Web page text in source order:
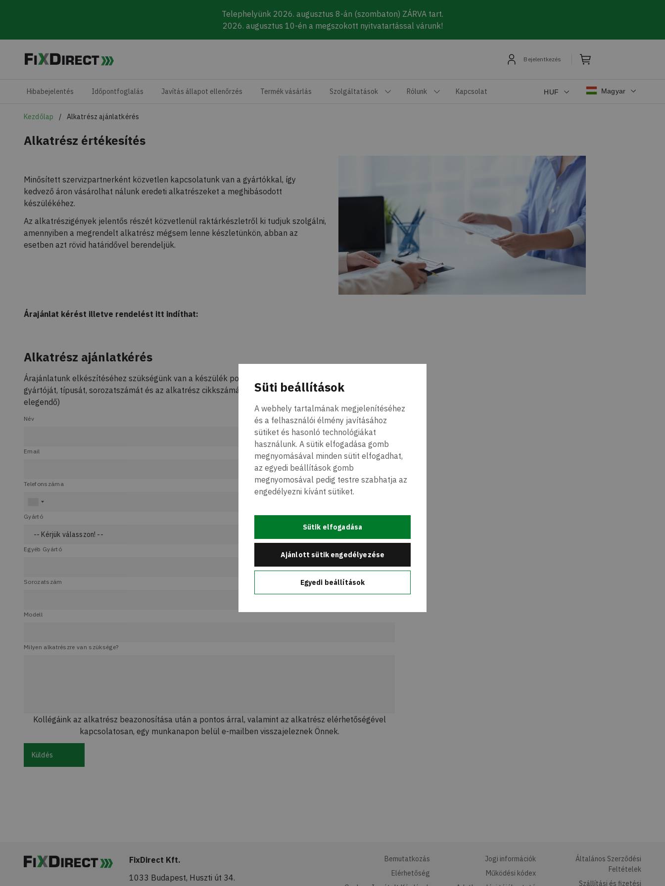
Süti beállítások
A webhely tartalmának megjelenítéséhez
és a felhasználói élmény javításához
sütiket és hasonló technológiákat
használunk. A sütik elfogadása gomb
megnyomásával minden sütit elfogadhat,
az egyedi beállítások gomb
megnyomosával pedig testre szabhatja az
engedélyezni kívánt sütiket.
Sütik elfogadása
Ajánlott sütik engedélyezése
Egyedi beállítások
Telephelyünk 2026. augusztus 8-án (szombaton) ZÁRVA tart.
2026. augusztus 10-én a megszokott nyitvatartással várunk!
Skip to main content Bejelentkezés
Hibabejelentés Időpontfoglalás Javítás állapot ellenőrzés Termék vásárlás Szolgáltatások Rólunk Kapcsolat HUF Magyar
Kezdőlap Alkatrész ajánlatkérés
Alkatrész értékesítés
Minősített szervizpartnerként közvetlen kapcsolatunk van a gyártókkal, így
kedvező áron vásárolhat nálunk eredeti alkatrészeket a meghibásodott
készülékéhez.
Az alkatrészigények jelentős részét közvetlenül raktárkészletről ki tudjuk szolgálni,
amennyiben a megrendelt alkatrész mégsem lenne készletünkön, abban az
esetben azt rövid határidővel berendeljük.
Árajánlat kérést illetve rendelést itt indíthat:
Alkatrész ajánlatkérés
Árajánlatunk elkészítéséhez szükségünk van a készülék pontos adataira. Kérem adja meg a készülék
gyártóját, típusát, sorozatszámát és az alkatrész cikkszámát.(amennyiben azt nem tudja körülírás is
elegendő)
Név
Email
Telefonszáma
Gyártó
Egyéb Gyártó
Sorozatszám
Modell
Milyen alkatrészre van szüksége?
Kollégáink az alkatrész beazonosítása után a pontos árral, valamint az alkatrész elérhetőségével
kapcsolatosan, egy munkanapon belül e-mailben visszajeleznek Önnek.
Küldés
FixDirect Kft.
1033 Budapest, Huszti út 34.
Bemutatkozás
Elérhetőség
Jogi információk
Működési kódex
Általános Szerződési
Feltételek
Szállítási és fizetési